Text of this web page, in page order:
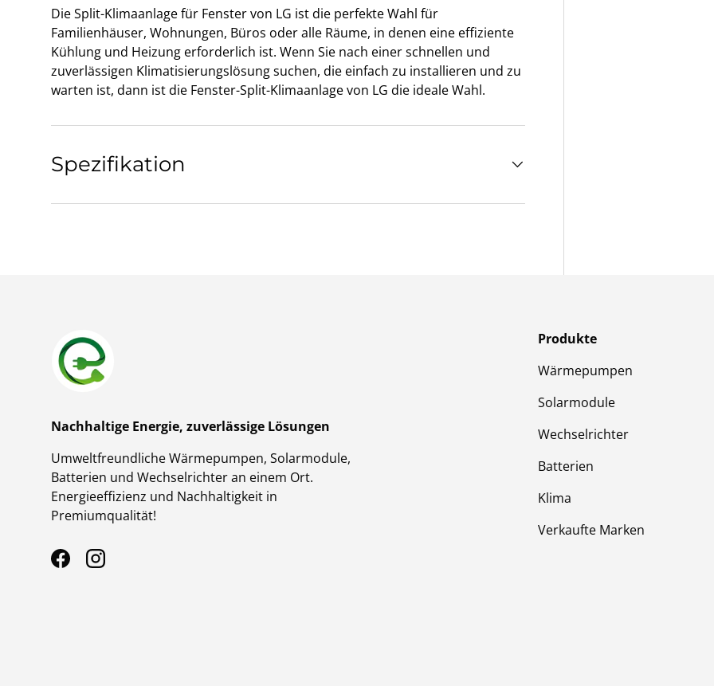
Die Split-Klimaanlage für Fenster von LG ist die perfekte Wahl für
Familienhäuser, Wohnungen, Büros oder alle Räume, in denen eine effiziente
Kühlung und Heizung erforderlich ist. Wenn Sie nach einer schnellen und
zuverlässigen Klimatisierungslösung suchen, die einfach zu installieren und zu
warten ist, dann ist die Fenster-Split-Klimaanlage von LG die ideale Wahl.
Spezifikation
Nachhaltige Energie, zuverlässige Lösungen
Umweltfreundliche Wärmepumpen, Solarmodule,
Batterien und Wechselrichter an einem Ort.
Energieeffizienz und Nachhaltigkeit in
Premiumqualität!
FacebookInstagram
Produkte
Wärmepumpen
Solarmodule
Wechselrichter
Batterien
Klima
Verkaufte Marken